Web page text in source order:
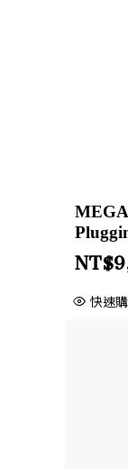
NT$
快速